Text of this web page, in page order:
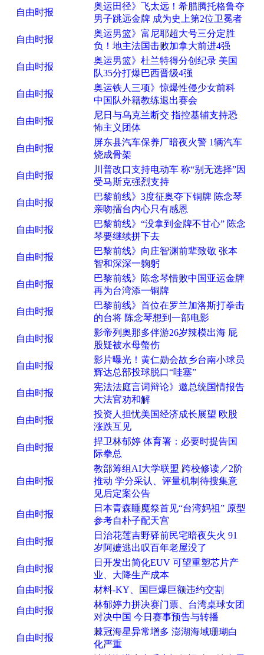
自由时报
奥运田径》飞太远！希腊腾托格鲁夺
男子跳远金牌 成为史上第2位卫冕者
自由时报
奥运男篮》富尼耶超大号三分定胜
负！地主法国击败加拿大前进4强
自由时报
奥运男篮》杜兰特得分创纪录 美国
队35分打爆巴西晋级4强
自由时报
奥运铁人三项》惊爆性侵少女前科
中国队外籍教练退出赛会
自由时报
尼日与乌克兰断交 指控基辅支持恐
怖主义团体
自由时报
屏东县汽车保养厂暗夜火警 1辆汽车
烧成骨架
自由时报
川普改口支持电动车 称“别无选择”因
受马斯克强烈支持
自由时报
巴黎前线》3度征奥夺下铜牌 陈念琴
亲吻擂台内心只有感恩
自由时报
巴黎前线》“没拿到金牌不甘心” 陈念
琴要继续拼下去
自由时报
巴黎前线》向庄智渊前辈致敬 张本
智和深深一躹躬
自由时报
巴黎前线》陈念琴惜败中国亚运金牌
再为台湾添一铜牌
自由时报
巴黎前线》首位在罗兰加洛斯打拳击
的台将 陈念琴想到一部电影
自由时报
影帝列奥那多伴游26岁辣模出海 屁
股疑被水母螫伤
自由时报
影片曝光！黄仁勋会故乡台南小球员
辉达总部投球脱口“哇塞”
自由时报
宪法法庭言词辩论》邀总统国情报告
大法官劝和解
自由时报
投资人担忧美国经济成长展望 欧股
涨跌互见
自由时报
捍卫林郁婷 体育署：必要时提告国
际拳总
自由时报
教部筹组AI大学联盟 跨校修读／2阶
推动 学分采认、评量机制待搜集意
见后定案公告
自由时报
日本青森睡魔祭首见“台湾妈祖” 原型
参考自朴子配天宫
自由时报
日治花莲吉野驿前民宅暗夜失火 91
岁阿嬷逃出叹百年老屋没了
自由时报
日开发出简化EUV 可望重塑芯片产
业、大降生产成本
自由时报
材料-KY、国巨爆巨额违约交割
自由时报
林郁婷力拼决赛门票、台湾桌球女团
对决中国 今日赛事预告与转播
自由时报
棘冠海星异常增多 澎湖海域珊瑚白
化严重